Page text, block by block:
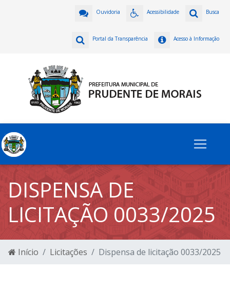
Busca
Acessibilidade
Ouvidoria
Acesso à Informação
Portal da Transparência
DISPENSA DE
LICITAÇÃO 0033/2025
Início Licitações Dispensa de licitação 0033/2025